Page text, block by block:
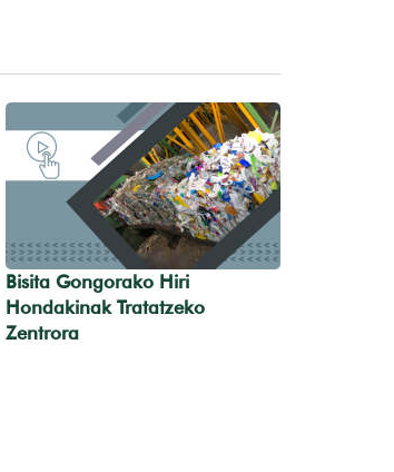
Bisita Gongorako Hiri
Hondakinak Tratatzeko
Zentrora